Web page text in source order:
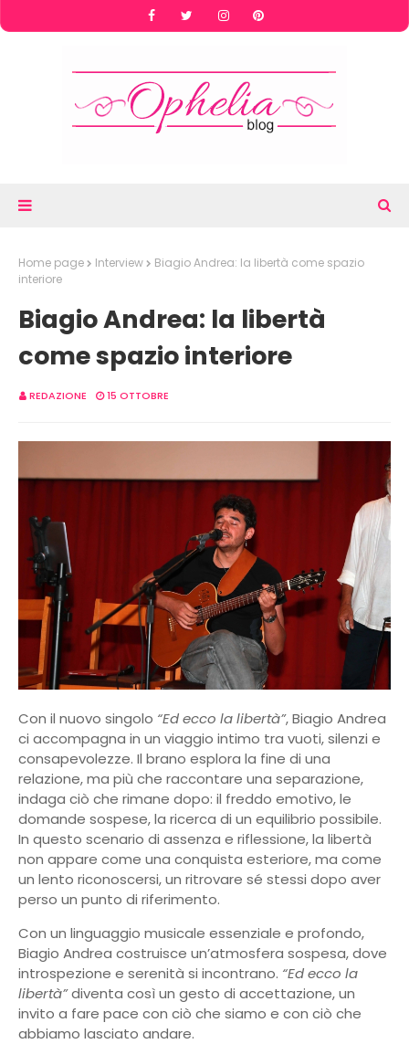
Home page Interview
Biagio Andrea: la libertà come spazio
interiore
Biagio Andrea: la libertà
come spazio interiore
REDAZIONE 15 OTTOBRE
Con il nuovo singolo “Ed ecco la libertà”, Biagio Andrea
ci accompagna in un viaggio intimo tra vuoti, silenzi e
consapevolezze. Il brano esplora la fine di una
relazione, ma più che raccontare una separazione,
indaga ciò che rimane dopo: il freddo emotivo, le
domande sospese, la ricerca di un equilibrio possibile.
In questo scenario di assenza e riflessione, la libertà
non appare come una conquista esteriore, ma come
un lento riconoscersi, un ritrovare sé stessi dopo aver
perso un punto di riferimento.
Con un linguaggio musicale essenziale e profondo,
Biagio Andrea costruisce un’atmosfera sospesa, dove
introspezione e serenità si incontrano. “Ed ecco la
libertà”diventa così un gesto di accettazione, un
invito a fare pace con ciò che siamo e con ciò che
abbiamo lasciato andare.